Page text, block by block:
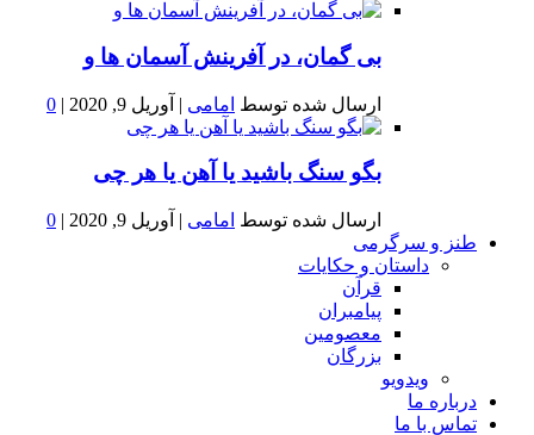
بى گمان، در آفرينش آسمان ها و
ارسال شده توسط امامی | آوریل 9, 2020 |
0
بگو سنگ باشید یا آهن یا هر چی
ارسال شده توسط امامی | آوریل 9, 2020 |
0
طنز و سرگرمی
داستان و حکایات
قرآن
پیامبران
معصومین
بزرگان
ویدویو
درباره ما
تماس با ما